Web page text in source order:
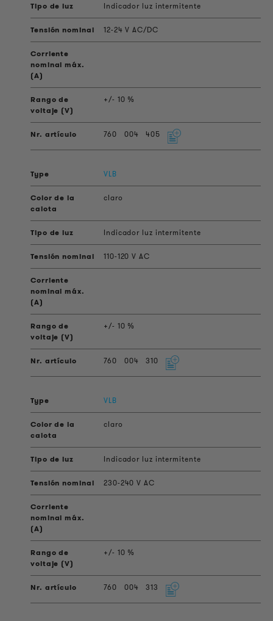
Indicador luz intermitente
12-24 V AC/DC
+/- 10 %
760 004 405
VLB
claro
Indicador luz intermitente
110-120 V AC
+/- 10 %
760 004 310
VLB
claro
Indicador luz intermitente
230-240 V AC
+/- 10 %
760 004 313